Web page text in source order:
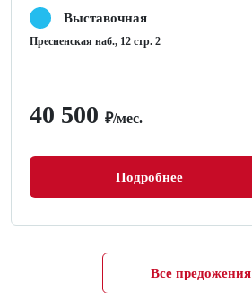
Выставочная
Пресненская наб., 12 стр. 2
40 500 ₽/мес.
Подробнее
Все предожения